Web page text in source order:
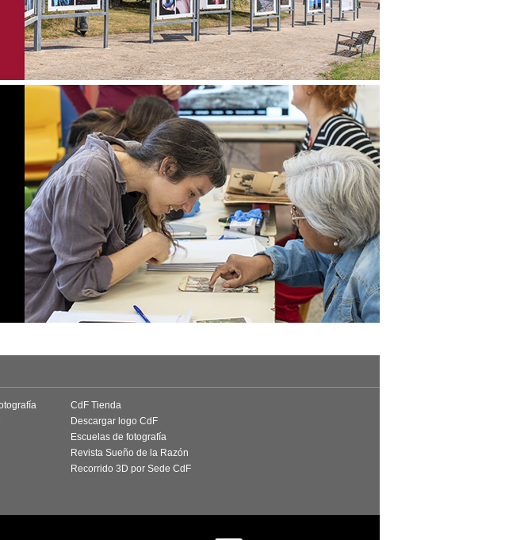
CdF Tienda
Descargar logo CdF
Escuelas de fotografía
Revista Sueño de la Razón
Recorrido 3D por Sede CdF